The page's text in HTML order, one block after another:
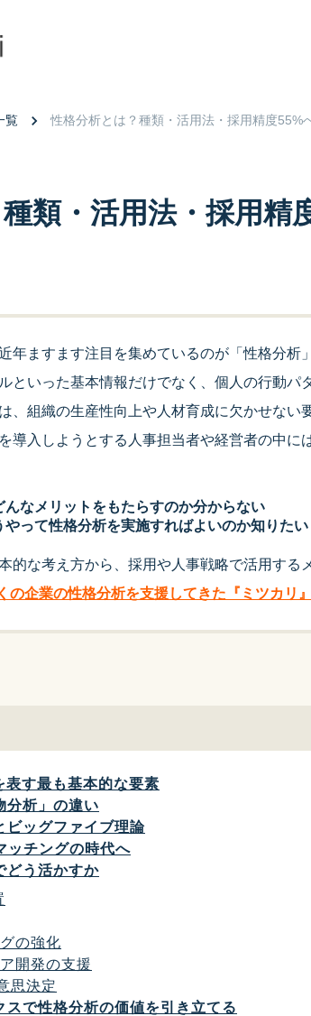
覧 性格分析とは？種類・活用法・採用精度55%
類・活用法・採用精
年ますます注目を集めているのが「性格分析
といった基本情報だけでなく、個人の行動パ
、組織の生産性向上や人材育成に欠かせない
導入しようとする人事担当者や経営者の中に
なメリットをもたらすのか分からない
って性格分析を実施すればよいのか知りたい
的な考え方から、採用や人事戦略で活用する
の企業の性格分析を支援してきた『ミツカリ』
表す最も基本的な要素
分析」の違い
ビッグファイブ理論
ッチングの時代へ
どう活かすか
の強化
開発の支援
思決定
スで性格分析の価値を引き立てる